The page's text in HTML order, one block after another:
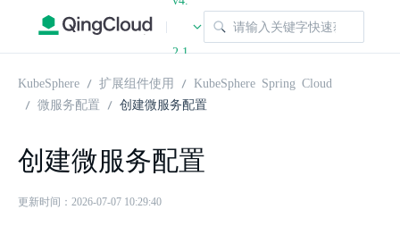
|
2.1
KubeSphere 扩展组件使用
KubeSphere Spring Cloud
微服务配置
创建微服务配置
创建微服务配置
更新时间：2026-07-07 10:29:40